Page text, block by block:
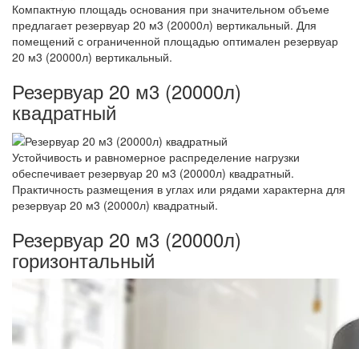
Компактную площадь основания при значительном объеме
предлагает резервуар 20 м3 (20000л) вертикальный. Для
помещений с ограниченной площадью оптимален резервуар
20 м3 (20000л) вертикальный.
Резервуар 20 м3 (20000л)
квадратный
Устойчивость и равномерное распределение нагрузки
обеспечивает резервуар 20 м3 (20000л) квадратный.
Практичность размещения в углах или рядами характерна для
резервуар 20 м3 (20000л) квадратный.
Резервуар 20 м3 (20000л)
горизонтальный